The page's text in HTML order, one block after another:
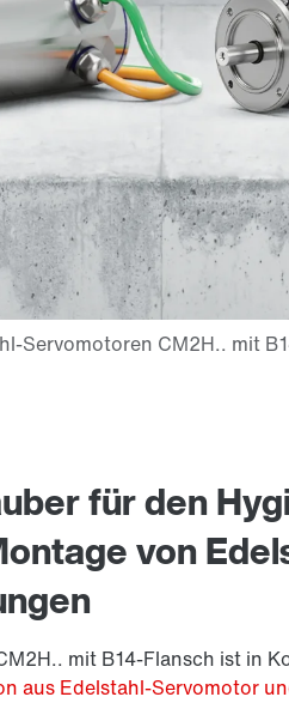
für den
von
mit B14-Flansch ist in
aus Edelstahl-Servomotor